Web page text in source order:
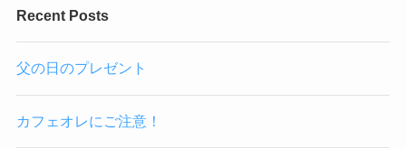
Recent Posts
父の日のプレゼント
カフェオレにご注意！